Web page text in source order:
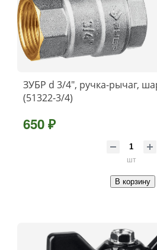
ЗУБР d 3/4″, ручка-рычаг,
(51322-3/4)
650 ₽
шт
В корзину